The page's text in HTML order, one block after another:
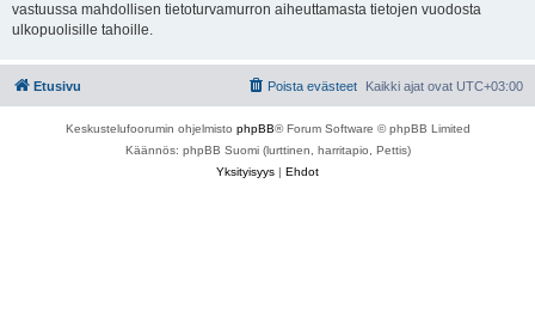
vastuussa mahdollisen tietoturvamurron aiheuttamasta tietojen vuodosta
ulkopuolisille tahoille.
Etusivu Kaikki ajat ovat UTC+03:00
Poista evästeet
Keskustelufoorumin ohjelmisto phpBB® Forum Software © phpBB Limited
Käännös: phpBB Suomi (lurttinen, harritapio, Pettis)
Yksityisyys | Ehdot